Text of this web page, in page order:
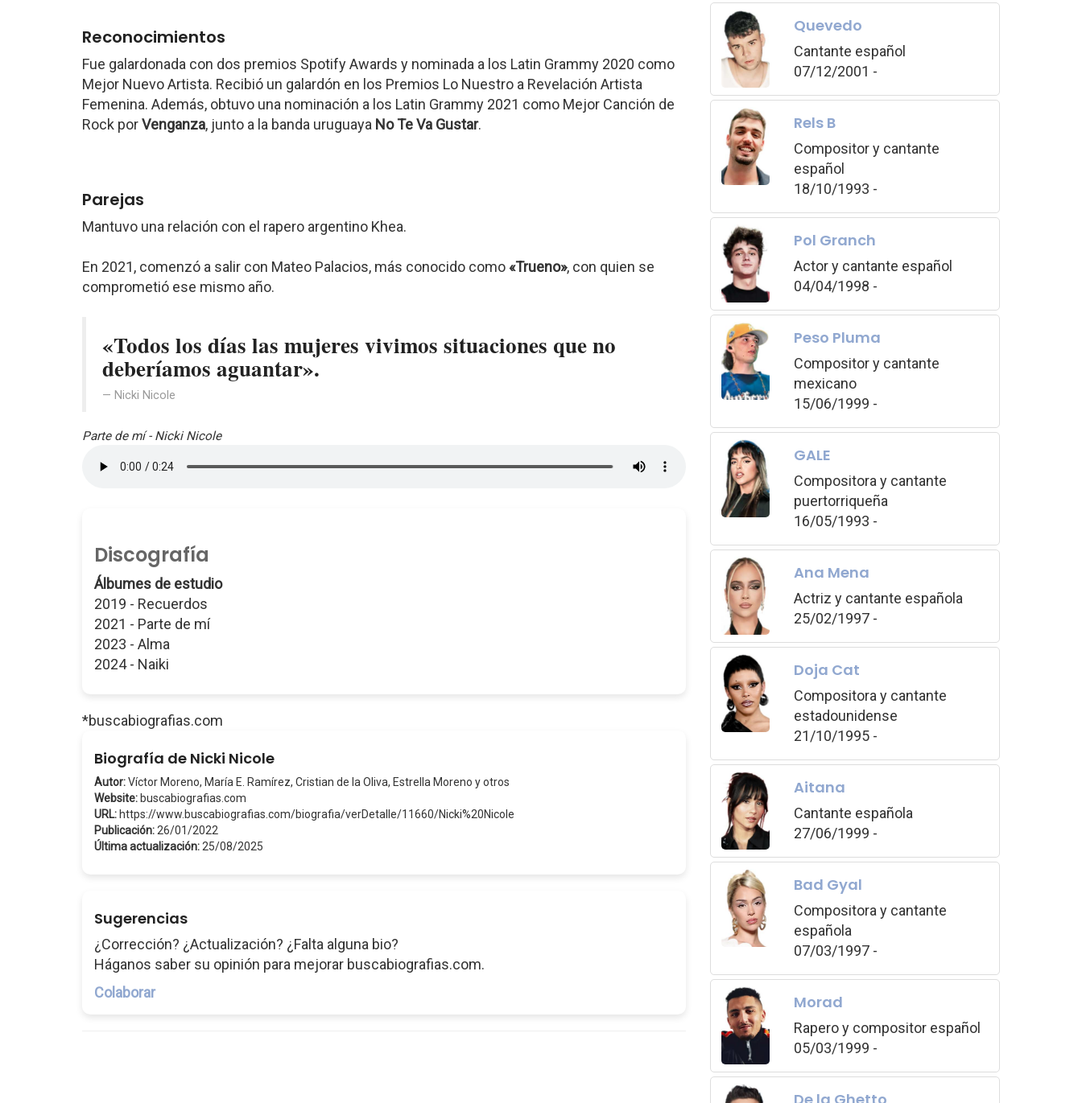
Reconocimientos
Fue galardonada con dos premios Spotify Awards y nominada a los Latin Grammy 2020 como
Mejor Nuevo Artista. Recibió un galardón en los Premios Lo Nuestro a Revelación Artista
Femenina. Además, obtuvo una nominación a los Latin Grammy 2021 como Mejor Canción de
Rock porVenganza, junto a la banda uruguaya No Te Va Gustar.
Parejas
Mantuvo una relación con el rapero argentino Khea.
En 2021, comenzó a salir con Mateo Palacios, más conocido como«Trueno», con quien se
comprometió ese mismo año.
«Todos los días las mujeres vivimos situaciones que no
deberíamos aguantar».
Nicki Nicole
Parte de mí - Nicki Nicole
Discografía
Álbumes de estudio
2019 - Recuerdos
2021 - Parte de mí
2023 - Alma
2024 - Naiki
*buscabiografias.com
Biografía de Nicki Nicole
Autor:Víctor Moreno, María E. Ramírez, Cristian de la Oliva, Estrella Moreno y otros
Website: buscabiografias.com
URL: https://www.buscabiografias.com/biografia/verDetalle/11660/Nicki%20Nicole
Publicación: 26/01/2022
Última actualización: 25/08/2025
Sugerencias
¿Corrección? ¿Actualización? ¿Falta alguna bio?
Háganos saber su opinión para mejorar buscabiografias.com.
Colaborar
Quevedo
Cantante español
07/12/2001 -
Rels B
Compositor y cantante
español
18/10/1993 -
Pol Granch
Actor y cantante español
04/04/1998 -
Peso Pluma
Compositor y cantante
mexicano
15/06/1999 -
GALE
Compositora y cantante
puertorriqueña
16/05/1993 -
Ana Mena
Actriz y cantante española
25/02/1997 -
Doja Cat
Compositora y cantante
estadounidense
21/10/1995 -
Aitana
Cantante española
27/06/1999 -
Bad Gyal
Compositora y cantante
española
07/03/1997 -
Morad
Rapero y compositor español
05/03/1999 -
De la Ghetto